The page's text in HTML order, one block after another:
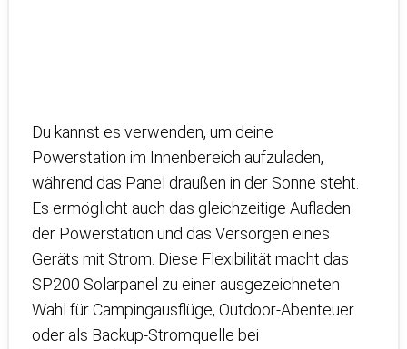
Du kannst es verwenden, um deine
Powerstation im Innenbereich aufzuladen,
während das Panel draußen in der Sonne steht.
Es ermöglicht auch das gleichzeitige Aufladen
der Powerstation und das Versorgen eines
Geräts mit Strom. Diese Flexibilität macht das
SP200 Solarpanel zu einer ausgezeichneten
Wahl für Campingausflüge, Outdoor-Abenteuer
oder als Backup-Stromquelle bei